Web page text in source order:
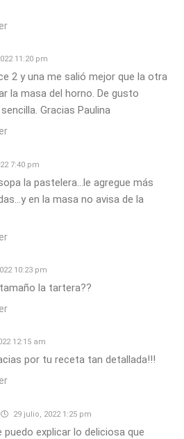
11:20 pm
2 y una me salió mejor que la otra
la masa del horno. De gusto
Gracias Paulina
7:40 pm
la pastelera…le agregue más
en la masa no avisa de la
10:23 pm
la tartera??
12:15 am
por tu receta tan detallada!!!
29 julio, 2022 1:25 pm
explicar lo deliciosa que